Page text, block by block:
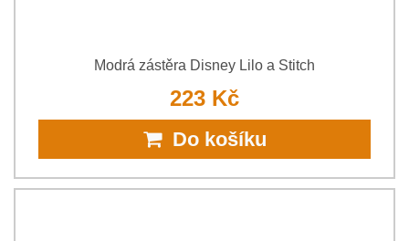
Modrá zástěra Disney Lilo a Stitch
223 Kč
Do košíku